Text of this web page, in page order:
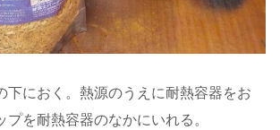
下におく。熱源のうえに耐熱容器をお
プを耐熱容器のなかにいれる。